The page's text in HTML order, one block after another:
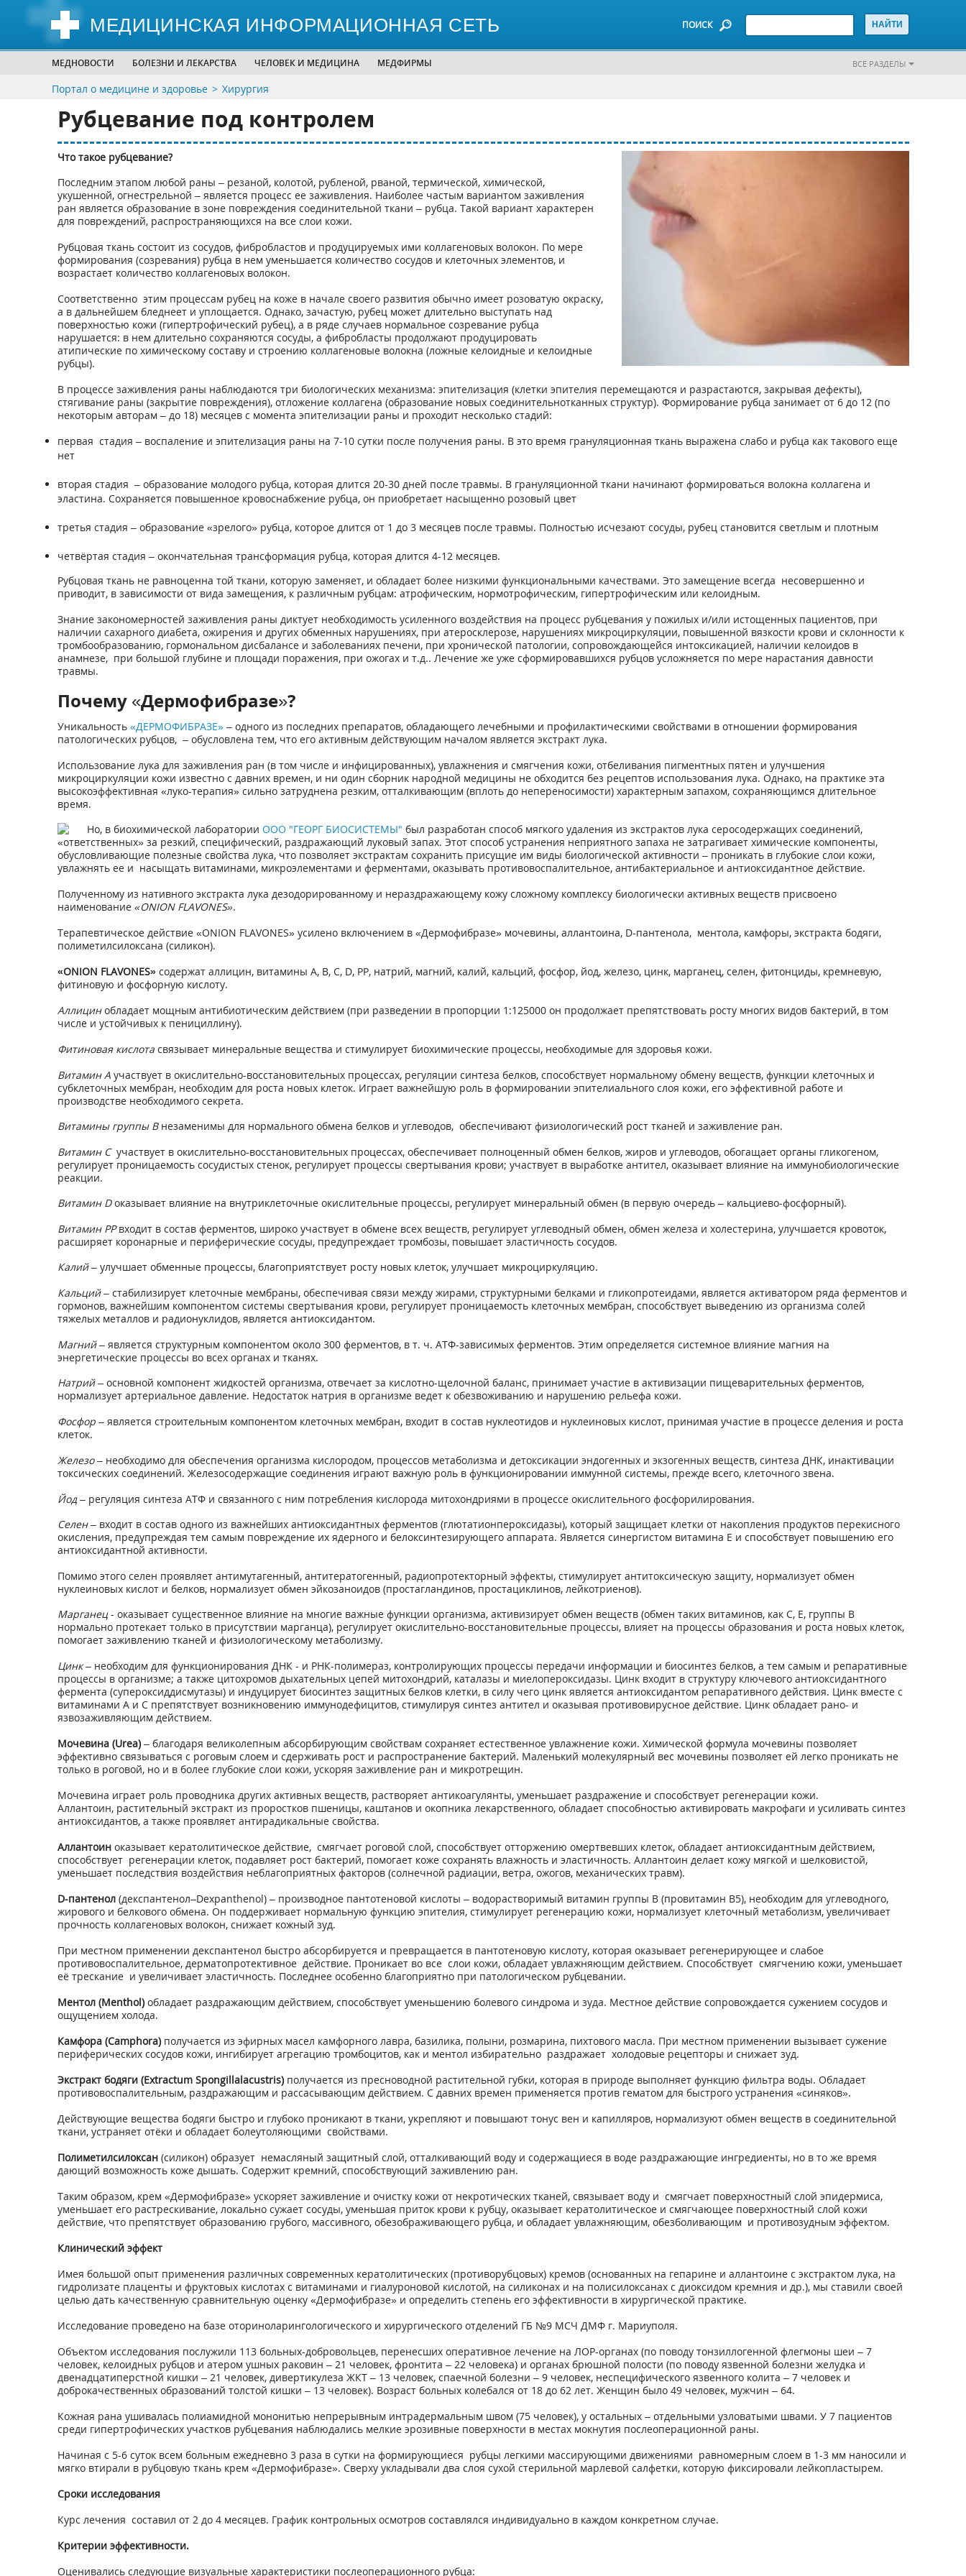
МЕДИЦИНСКАЯ ИНФОРМАЦИОННАЯ СЕТЬ ПОИСК
МЕДНОВОСТИ БОЛЕЗНИ И ЛЕКАРСТВА ЧЕЛОВЕК И МЕДИЦИНА МЕДФИРМЫ ВСЕ РАЗДЕЛЫ
Портал о медицине и здоровье Хирургия
Рубцевание под контролем
Что такое рубцевание?
Последним этапом любой раны – резаной, колотой, рубленой, рваной, термической, химической,
укушенной, огнестрельной – является процесс ее заживления. Наиболее частым вариантом заживления
ран является образование в зоне повреждения соединительной ткани – рубца. Такой вариант характерен
для повреждений, распространяющихся на все слои кожи.
Рубцовая ткань состоит из сосудов, фибробластов и продуцируемых ими коллагеновых волокон. По мере
формирования (созревания) рубца в нем уменьшается количество сосудов и клеточных элементов, и
возрастает количество коллагеновых волокон.
Соответственно этим процессам рубец на коже в начале своего развития обычно имеет розоватую окраску,
а в дальнейшем бледнеет и уплощается. Однако, зачастую, рубец может длительно выступать над
поверхностью кожи (гипертрофический рубец), а в ряде случаев нормальное созревание рубца
нарушается: в нем длительно сохраняются сосуды, а фибробласты продолжают продуцировать
атипические по химическому составу и строению коллагеновые волокна (ложные келоидные и келоидные
рубцы).
В процессе заживления раны наблюдаются три биологических механизма: эпителизация (клетки эпителия перемещаются и разрастаются, закрывая дефекты),
стягивание раны (закрытие повреждения), отложение коллагена (образование новых соединительнотканных структур). Формирование рубца занимает от 6 до 12 (по
некоторым авторам – до 18) месяцев с момента эпителизации раны и проходит несколько стадий:
первая стадия – воспаление и эпителизация раны на 7-10 сутки после получения раны. В это время грануляционная ткань выражена слабо и рубца как такового еще
нет
вторая стадия – образование молодого рубца, которая длится 20-30 дней после травмы. В грануляционной ткани начинают формироваться волокна коллагена и
эластина. Сохраняется повышенное кровоснабжение рубца, он приобретает насыщенно розовый цвет
третья стадия – образование «зрелого» рубца, которое длится от 1 до 3 месяцев после травмы. Полностью исчезают сосуды, рубец становится светлым и плотным
четвёртая стадия – окончательная трансформация рубца, которая длится 4-12 месяцев.
Рубцовая ткань не равноценна той ткани, которую заменяет, и обладает более низкими функциональными качествами. Это замещение всегда несовершенно и
приводит, в зависимости от вида замещения, к различным рубцам: атрофическим, нормотрофическим, гипертрофическим или келоидным.
Знание закономерностей заживления раны диктует необходимость усиленного воздействия на процесс рубцевания у пожилых и/или истощенных пациентов, при
наличии сахарного диабета, ожирения и других обменных нарушениях, при атеросклерозе, нарушениях микроциркуляции, повышенной вязкости крови и склонности к
тромбообразованию, гормональном дисбалансе и заболеваниях печени, при хронической патологии, сопровождающейся интоксикацией, наличии келоидов в
анамнезе, при большой глубине и площади поражения, при ожогах и т.д.. Лечение же уже сформировавшихся рубцов усложняется по мере нарастания давности
травмы.
Почему «Дермофибразе»?
Уникальность «ДЕРМОФИБРАЗЕ»– одного из последних препаратов, обладающего лечебными и профилактическими свойствами в отношении формирования
патологических рубцов, – обусловлена тем, что его активным действующим началом является экстракт лука.
Использование лука для заживления ран (в том числе и инфицированных), увлажнения и смягчения кожи, отбеливания пигментных пятен и улучшения
микроциркуляции кожи известно с давних времен, и ни один сборник народной медицины не обходится без рецептов использования лука. Однако, на практике эта
высокоэффективная «луко-терапия» сильно затруднена резким, отталкивающим (вплоть до непереносимости) характерным запахом, сохраняющимся длительное
время.
Но, в биохимической лаборатории ООО "ГЕОРГ БИОСИСТЕМЫ" был разработан способ мягкого удаления из экстрактов лука серосодержащих соединений,
«ответственных» за резкий, специфический, раздражающий луковый запах. Этот способ устранения неприятного запаха не затрагивает химические компоненты,
обусловливающие полезные свойства лука, что позволяет экстрактам сохранить присущие им виды биологической активности – проникать в глубокие слои кожи,
увлажнять ее и насыщать витаминами, микроэлементами и ферментами, оказывать противовоспалительное, антибактериальное и антиоксидантное действие.
Полученному из нативного экстракта лука дезодорированному и нераздражающему кожу сложному комплексу биологически активных веществ присвоено
наименование «ONION FLAVONES».
Терапевтическое действие «ONION FLAVONES» усилено включением в «Дермофибразе» мочевины, аллантоина, D-пантенола, ментола, камфоры, экстракта бодяги,
полиметилсилоксана (силикон).
«ONION FLAVONES»содержат аллицин, витамины А, В, С, D, РР, натрий, магний, калий, кальций, фосфор, йод, железо, цинк, марганец, селен, фитонциды, кремневую,
фитиновую и фосфорную кислоту.
Аллицинобладает мощным антибиотическим действием (при разведении в пропорции 1:125000 он продолжает препятствовать росту многих видов бактерий, в том
числе и устойчивых к пенициллину).
Фитиновая кислотасвязывает минеральные вещества и стимулирует биохимические процессы, необходимые для здоровья кожи.
Витамин Аучаствует в окислительно-восстановительных процессах, регуляции синтеза белков, способствует нормальному обмену веществ, функции клеточных и
субклеточных мембран, необходим для роста новых клеток. Играет важнейшую роль в формировании эпителиального слоя кожи, его эффективной работе и
производстве необходимого секрета.
Витамины группы Внезаменимы для нормального обмена белков и углеводов, обеспечивают физиологический рост тканей и заживление ран.
Витамин Сучаствует в окислительно-восстановительных процессах, обеспечивает полноценный обмен белков, жиров и углеводов, обогащает органы гликогеном,
регулирует проницаемость сосудистых стенок, регулирует процессы свертывания крови; участвует в выработке антител, оказывает влияние на иммунобиологические
реакции.
Витамин Dоказывает влияние на внутриклеточные окислительные процессы, регулирует минеральный обмен (в первую очередь – кальциево-фосфорный).
Витамин РРвходит в состав ферментов, широко участвует в обмене всех веществ, регулирует углеводный обмен, обмен железа и холестерина, улучшается кровоток,
расширяет коронарные и периферические сосуды, предупреждает тромбозы, повышает эластичность сосудов.
Калий– улучшает обменные процессы, благоприятствует росту новых клеток, улучшает микроциркуляцию.
Кальций– стабилизирует клеточные мембраны, обеспечивая связи между жирами, структурными белками и гликопротеидами, является активатором ряда ферментов и
гормонов, важнейшим компонентом системы свертывания крови, регулирует проницаемость клеточных мембран, способствует выведению из организма солей
тяжелых металлов и радионуклидов, является антиоксидантом.
Магний– является структурным компонентом около 300 ферментов, в т. ч. АТФ-зависимых ферментов. Этим определяется системное влияние магния на
энергетические процессы во всех органах и тканях.
Натрий– основной компонент жидкостей организма, отвечает за кислотно-щелочной баланс, принимает участие в активизации пищеварительных ферментов,
нормализует артериальное давление. Недостаток натрия в организме ведет к обезвоживанию и нарушению рельефа кожи.
Фосфор– является строительным компонентом клеточных мембран, входит в состав нуклеотидов и нуклеиновых кислот, принимая участие в процессе деления и роста
клеток.
Железо– необходимо для обеспечения организма кислородом, процессов метаболизма и детоксикации эндогенных и экзогенных веществ, синтеза ДНК, инактивации
токсических соединений. Железосодержащие соединения играют важную роль в функционировании иммунной системы, прежде всего, клеточного звена.
Йод– регуляция синтеза АТФ и связанного с ним потребления кислорода митохондриями в процессе окислительного фосфорилирования.
Селен– входит в состав одного из важнейших антиоксидантных ферментов (глютатионпероксидазы), который защищает клетки от накопления продуктов перекисного
окисления, предупреждая тем самым повреждение их ядерного и белоксинтезирующего аппарата. Является синергистом витамина Е и способствует повышению его
антиоксидантной активности.
Помимо этого селен проявляет антимутагенный, антитератогенный, радиопротекторный эффекты, стимулирует антитоксическую защиту, нормализует обмен
нуклеиновых кислот и белков, нормализует обмен эйкозаноидов (простагландинов, простациклинов, лейкотриенов).
Марганец- оказывает существенное влияние на многие важные функции организма, активизирует обмен веществ (обмен таких витаминов, как С, Е, группы В
нормально протекает только в присутствии марганца), регулирует окислительно-восстановительные процессы, влияет на процессы образования и роста новых клеток,
помогает заживлению тканей и физиологическому метаболизму.
Цинк– необходим для функционирования ДНК - и РНК-полимераз, контролирующих процессы передачи информации и биосинтез белков, а тем самым и репаративные
процессы в организме; а также цитохромов дыхательных цепей митохондрий, каталазы и миелопероксидазы. Цинк входит в структуру ключевого антиоксидантного
фермента (супероксиддисмутазы) и индуцирует биосинтез защитных белков клетки, в силу чего цинк является антиоксидантом репаративного действия. Цинк вместе с
витаминами А и С препятствует возникновению иммунодефицитов, стимулируя синтез антител и оказывая противовирусное действие. Цинк обладает рано- и
язвозаживляющим действием.
Мочевина (Urea)– благодаря великолепным абсорбирующим свойствам сохраняет естественное увлажнение кожи. Химической формула мочевины позволяет
эффективно связываться с роговым слоем и сдерживать рост и распространение бактерий. Маленький молекулярный вес мочевины позволяет ей легко проникать не
только в роговой, но и в более глубокие слои кожи, ускоряя заживление ран и микротрещин.
Мочевина играет роль проводника других активных веществ, растворяет антикоагулянты, уменьшает раздражение и способствует регенерации кожи.
Аллантоин, растительный экстракт из проростков пшеницы, каштанов и окопника лекарственного, обладает способностью активировать макрофаги и усиливать синтез
антиоксидантов, а также проявляет антирадикальные свойства.
Аллантоиноказывает кератолитическое действие, смягчает роговой слой, способствует отторжению омертвевших клеток, обладает антиоксидантным действием,
способствует регенерации клеток, подавляет рост бактерий, помогает коже сохранять влажность и эластичность. Аллантоин делает кожу мягкой и шелковистой,
уменьшает последствия воздействия неблагоприятных факторов (солнечной радиации, ветра, ожогов, механических травм).
D-пантенол(декспантенол–Dexpanthenol) – производное пантотеновой кислоты – водорастворимый витамин группы В (провитамин В5), необходим для углеводного,
жирового и белкового обмена. Он поддерживает нормальную функцию эпителия, стимулирует регенерацию кожи, нормализует клеточный метаболизм, увеличивает
прочность коллагеновых волокон, снижает кожный зуд.
При местном применении декспантенол быстро абсорбируется и превращается в пантотеновую кислоту, которая оказывает регенерирующее и слабое
противовоспалительное, дерматопротективное действие. Проникает во все слои кожи, обладает увлажняющим действием. Способствует смягчению кожи, уменьшает
её трескание и увеличивает эластичность. Последнее особенно благоприятно при патологическом рубцевании.
Ментол (Menthol)обладает раздражающим действием, способствует уменьшению болевого синдрома и зуда. Местное действие сопровождается сужением сосудов и
ощущением холода.
Камфора (Camphora)получается из эфирных масел камфорного лавра, базилика, полыни, розмарина, пихтового масла. При местном применении вызывает сужение
периферических сосудов кожи, ингибирует агрегацию тромбоцитов, как и ментол избирательно раздражает холодовые рецепторы и снижает зуд.
Экстракт бодяги (Extractum Spongillalacustris)получается из пресноводной растительной губки, которая в природе выполняет функцию фильтра воды. Обладает
противовоспалительным, раздражающим и рассасывающим действием. С давних времен применяется против гематом для быстрого устранения «синяков».
Действующие вещества бодяги быстро и глубоко проникают в ткани, укрепляют и повышают тонус вен и капилляров, нормализуют обмен веществ в соединительной
ткани, устраняет отёки и обладает болеутоляющими свойствами.
Полиметилсилоксан(силикон) образует немасляный защитный слой, отталкивающий воду и содержащиеся в воде раздражающие ингредиенты, но в то же время
дающий возможность коже дышать. Содержит кремний, способствующий заживлению ран.
Таким образом, крем «Дермофибразе» ускоряет заживление и очистку кожи от некротических тканей, связывает воду и смягчает поверхностный слой эпидермиса,
уменьшает его растрескивание, локально сужает сосуды, уменьшая приток крови к рубцу, оказывает кератолитическое и смягчающее поверхностный слой кожи
действие, что препятствует образованию грубого, массивного, обезображивающего рубца, и обладает увлажняющим, обезболивающим и противозудным эффектом.
Клинический эффект
Имея большой опыт применения различных современных кератолитических (противорубцовых) кремов (основанных на гепарине и аллантоине с экстрактом лука, на
гидролизате плаценты и фруктовых кислотах с витаминами и гиалуроновой кислотой, на силиконах и на полисилоксанах с диоксидом кремния и др.), мы ставили своей
целью дать качественную сравнительную оценку «Дермофибразе» и определить степень его эффективности в хирургической практике.
Исследование проведено на базе оториноларингологического и хирургического отделений ГБ №9 МСЧ ДМФ г. Мариуполя.
Объектом исследования послужили 113 больных-добровольцев, перенесших оперативное лечение на ЛОР-органах (по поводу тонзиллогенной флегмоны шеи – 7
человек, келоидных рубцов и атером ушных раковин – 21 человек, фронтита – 22 человека) и органах брюшной полости (по поводу язвенной болезни желудка и
двенадцатиперстной кишки – 21 человек, дивертикулеза ЖКТ – 13 человек, спаечной болезни – 9 человек, неспецифического язвенного колита – 7 человек и
доброкачественных образований толстой кишки – 13 человек). Возраст больных колебался от 18 до 62 лет. Женщин было 49 человек, мужчин – 64.
Кожная рана ушивалась полиамидной мононитью непрерывным интрадермальным швом (75 человек), у остальных – отдельными узловатыми швами. У 7 пациентов
среди гипертрофических участков рубцевания наблюдались мелкие эрозивные поверхности в местах мокнутия послеоперационной раны.
Начиная с 5-6 суток всем больным ежедневно 3 раза в сутки на формирующиеся рубцы легкими массирующими движениями равномерным слоем в 1-3 мм наносили и
мягко втирали в рубцовую ткань крем «Дермофибразе». Сверху укладывали два слоя сухой стерильной марлевой салфетки, которую фиксировали лейкопластырем.
Сроки исследования
Курс лечения составил от 2 до 4 месяцев. График контрольных осмотров составлялся индивидуально в каждом конкретном случае.
Критерии эффективности.
Оценивались следующие визуальные характеристики послеоперационного рубца: